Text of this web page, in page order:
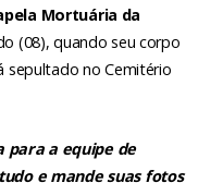
Mortuária da
(08), quando seu corpo
sepultado no Cemitério
para a equipe de
e mande suas fotos